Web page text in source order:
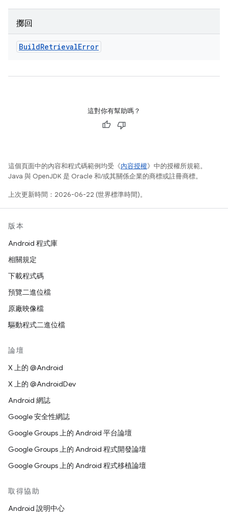
擲回
BuildRetrievalError
這對你有幫助嗎？
這個頁面中的內容和程式碼範例均受《內容授權》中的授權所規範。
Java 與 OpenJDK 是 Oracle 和/或其關係企業的商標或註冊商標。
上次更新時間：2026-06-22 (世界標準時間)。
版本
Android 程式庫
相關規定
下載程式碼
預覽二進位檔
原廠映像檔
驅動程式二進位檔
論壇
X 上的 @Android
X 上的 @AndroidDev
Android 網誌
Google 安全性網誌
Google Groups 上的 Android 平台論壇
Google Groups 上的 Android 程式開發論壇
Google Groups 上的 Android 程式移植論壇
取得協助
Android 說明中心